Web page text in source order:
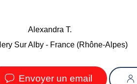
Alexandra T.
Sur Alby - France (Rhône-Alpes)
Envoyer un email